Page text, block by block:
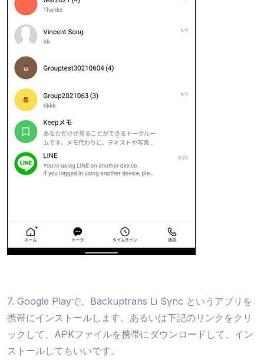
7. Google Playで、Backuptrans Li Sync というアプリを
携帯にインストールします。あるいは下記のリンクをクリ
ックして、APKファイルを携帯にダウンロードして、イン
ストールしてもいいです。